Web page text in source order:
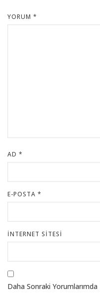
YORUM *
AD *
E-POSTA *
İNTERNET SITESI
Daha Sonraki Yorumlarımda